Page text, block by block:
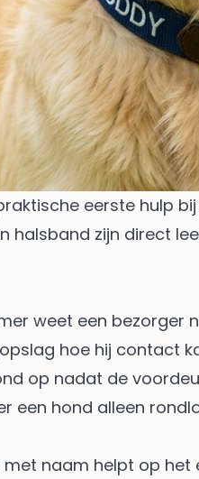
eerste hulp
zijn direct
weet een bezorger
hoe hij contact
op nadat de
hond alleen
naam helpt op het